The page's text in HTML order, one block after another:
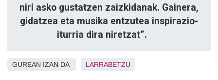
niri asko gustatzen zaizkidanak. Gainera,
gidatzea eta musika entzutea inspirazio-
iturria dira niretzat”.
GUREAN IZAN DA LARRABETZU